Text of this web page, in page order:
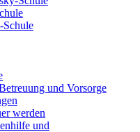
Schule
und Vorsorge
werden
und